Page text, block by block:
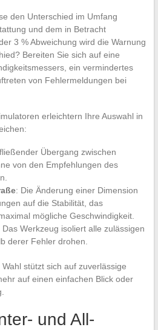
den Unterschied im Umfang
und dem in Betracht
3 % Abweichung wird die Warnung
Bereiten Sie sich auf eine
ein vermindertes
von Fehlermeldungen bei
erleichtern Ihre Auswahl in
Übergang zwischen
von den Empfehlungen des
: Die Änderung einer Dimension
auf die Stabilität, das
mögliche Geschwindigkeit.
Das Werkzeug isoliert alle zulässigen
derer Fehler drohen.
stützt sich auf zuverlässige
auf einen einfachen Blick oder
und All-